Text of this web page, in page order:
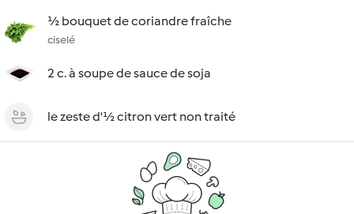
½ bouquet de coriandre fraîche
ciselé
2 c. à soupe de sauce de soja
le zeste d'½ citron vert non traité